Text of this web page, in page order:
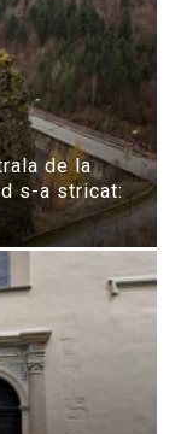
de la
s-a stricat: